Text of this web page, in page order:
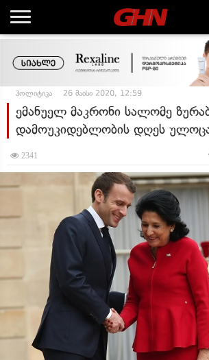
პოლიტიკა 26 მაისი 2020, 12:59
ემანუელ მაკრონი სალომე
დამოუკიდებლობის დღეს
2341